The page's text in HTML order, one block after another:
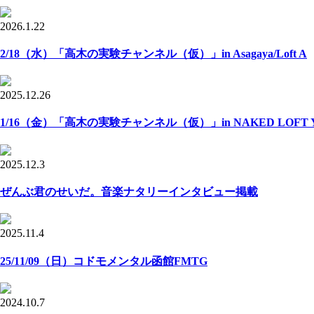
2026.1.22
2/18（水）「高木の実験チャンネル（仮）」in Asagaya/Loft A
2025.12.26
1/16（金）「高木の実験チャンネル（仮）」in NAKED LOFT
2025.12.3
ぜんぶ君のせいだ。音楽ナタリーインタビュー掲載
2025.11.4
25/11/09（日）コドモメンタル函館FMTG
2024.10.7